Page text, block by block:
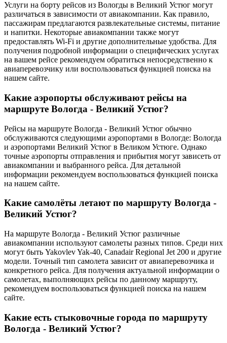
Услуги на борту рейсов из Вологды в Великий Устюг могут
различаться в зависимости от авиакомпании. Как правило,
пассажирам предлагаются развлекательные системы, питание
и напитки. Некоторые авиакомпании также могут
предоставлять Wi-Fi и другие дополнительные удобства. Для
получения подробной информации о специфических услугах
на вашем рейсе рекомендуем обратиться непосредственно к
авиаперевозчику или воспользоваться функцией поиска на
нашем сайте.
Какие аэропорты обслуживают рейсы на
маршруте Вологда - Великий Устюг?
Рейсы на маршруте Вологда - Великий Устюг обычно
обслуживаются следующими аэропортами в Вологде: Вологда
и аэропортами Великий Устюг в Великом Устюге. Однако
точные аэропорты отправления и прибытия могут зависеть от
авиакомпании и выбранного рейса. Для детальной
информации рекомендуем воспользоваться функцией поиска
на нашем сайте.
Какие самолёты летают по маршруту Вологда -
Великий Устюг?
На маршруте Вологда - Великий Устюг различные
авиакомпании используют самолеты разных типов. Среди них
могут быть Yakovlev Yak-40, Canadair Regional Jet 200 и другие
модели. Точный тип самолета зависит от авиаперевозчика и
конкретного рейса. Для получения актуальной информации о
самолетах, выполняющих рейсы по данному маршруту,
рекомендуем воспользоваться функцией поиска на нашем
сайте.
Какие есть стыковочные города по маршруту
Вологда - Великий Устюг?